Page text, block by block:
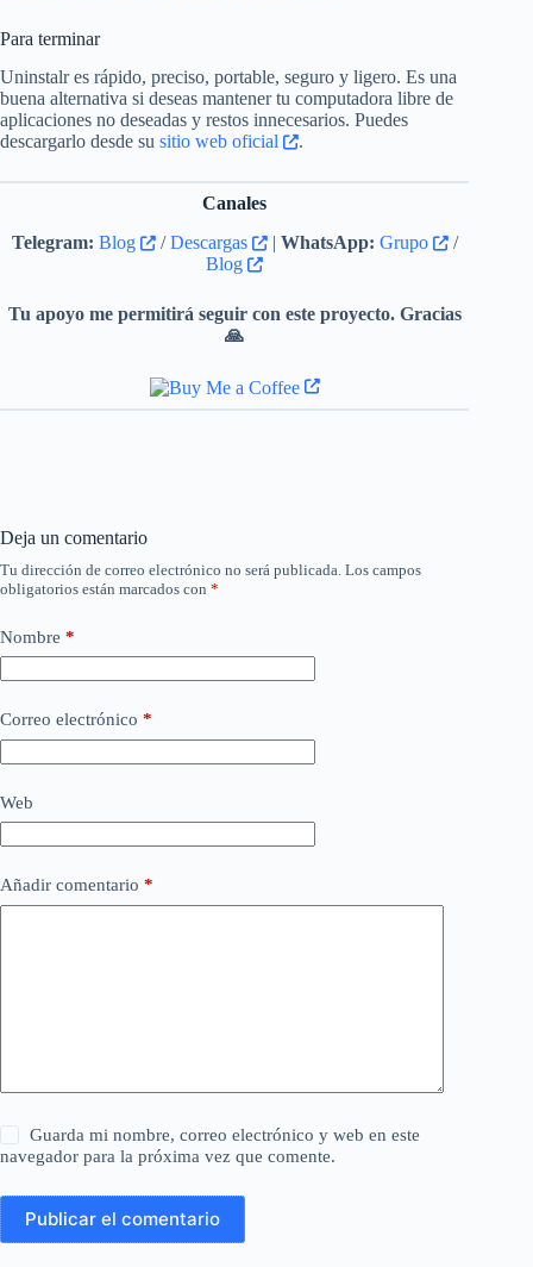
Para terminar
Uninstalr es rápido, preciso, portable, seguro y ligero. Es una
buena alternativa si deseas mantener tu computadora libre de
aplicaciones no deseadas y restos innecesarios. Puedes
descargarlo desde su sitio web oficial .
Canales
Telegram: Blog /Descargas | WhatsApp: Grupo
/
Blog
Tu apoyo me permitirá seguir con este proyecto. Gracias
🙏
Deja un comentario
Tu dirección de correo electrónico no será publicada. Los campos
obligatorios están marcados con *
Nombre *
Correo electrónico *
Web
Añadir comentario *
Guarda mi nombre, correo electrónico y web en este
navegador para la próxima vez que comente.
Publicar el comentario